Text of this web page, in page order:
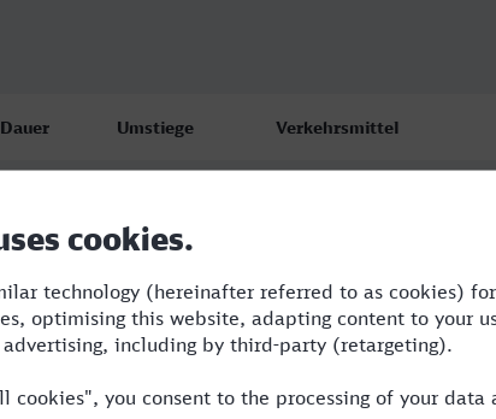
Dauer Umstiege Verkehrsmittel